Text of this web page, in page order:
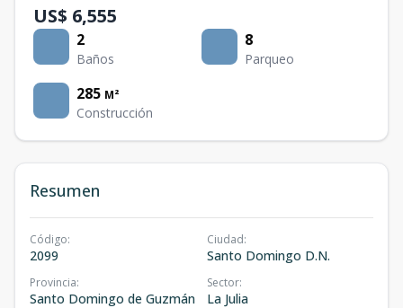
US$ 6,555
2
Baños
8
Parqueo
285 M²
Construcción
Resumen
Código:
2099
Ciudad:
Santo Domingo D.N.
Provincia:
Santo Domingo de Guzmán
Sector:
La Julia